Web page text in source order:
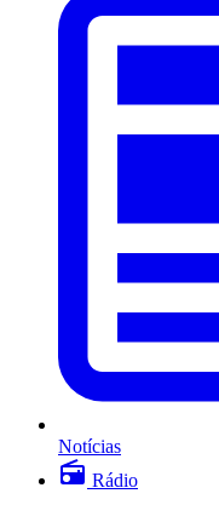
Notícias
Rádio